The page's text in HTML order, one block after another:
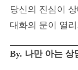
당신의 진심이
대화의 문이 열
By. 나만 아는 상